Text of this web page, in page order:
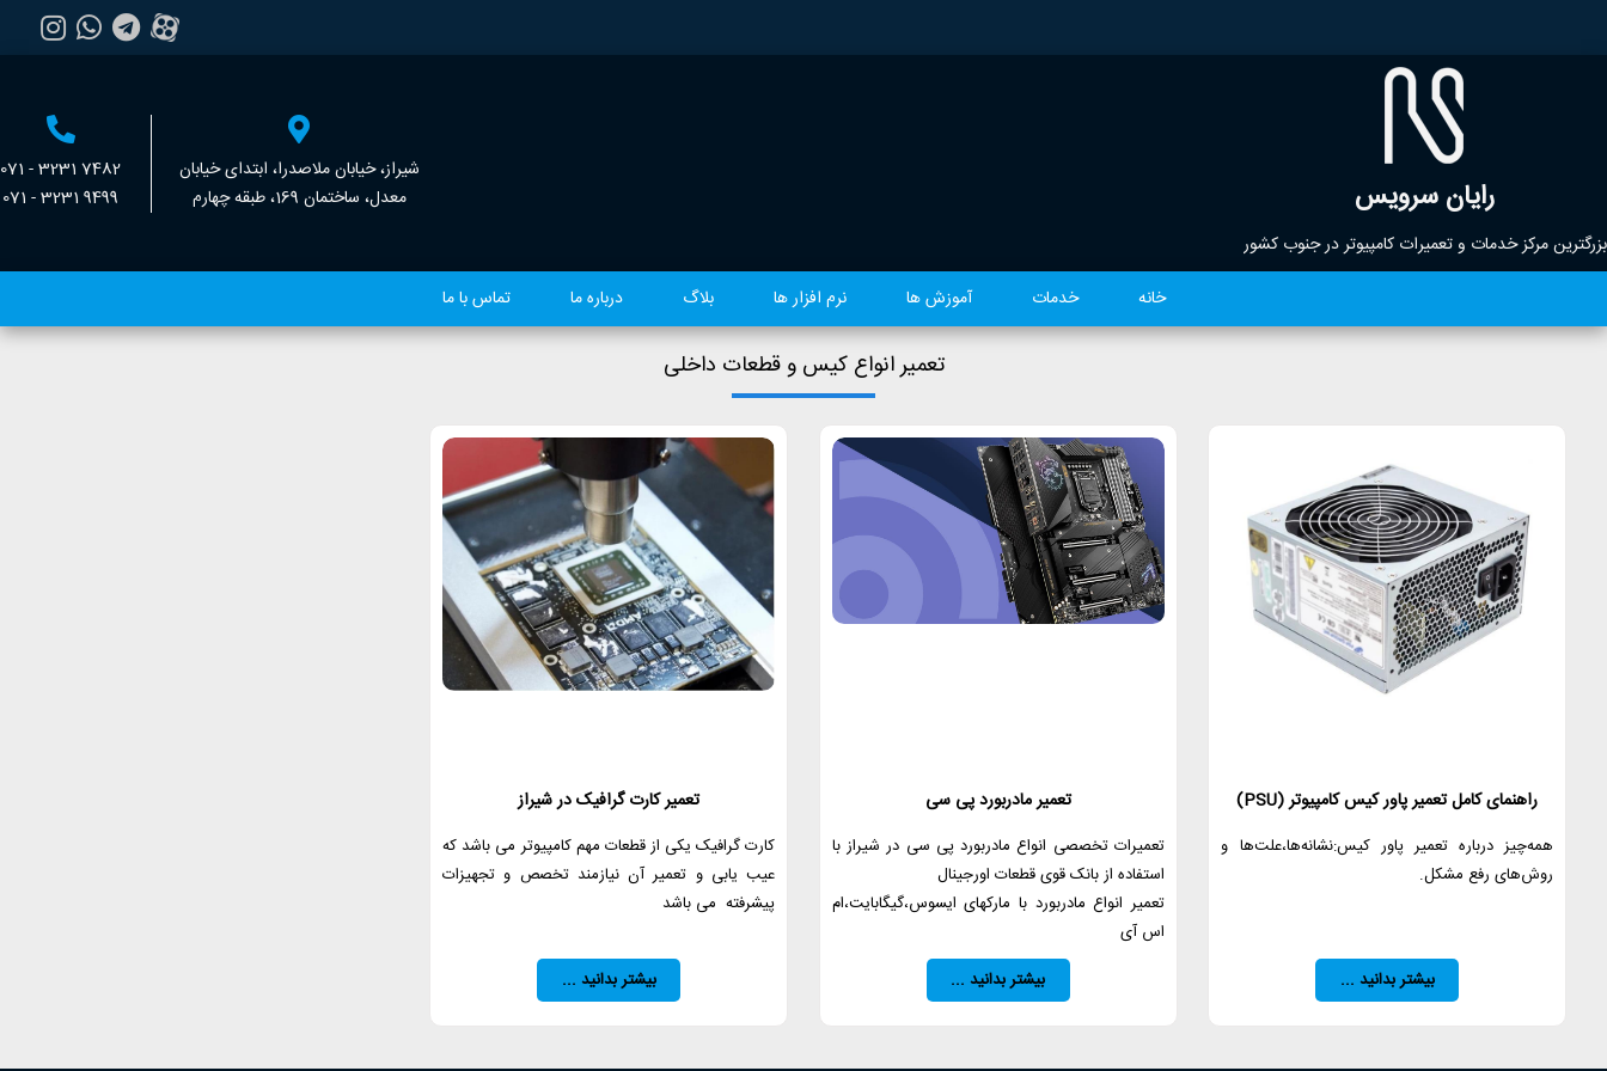
رایان سرویس
بزرگترین مرکز خدمات و تعمیرات کامپیوتر در جنوب کشور
071 - 3231 7482
071 - 3231 9499
شیراز، خیابان ملاصدرا، ابتدای خیابان
معدل، ساختمان 169، طبقه چهارم
خانه خدمات آموزش ها نرم افزار ها بلاگ درباره ما تماس با ما
تعمیر انواع کیس و قطعات داخلی
راهنمای کامل تعمیر پاور کیس کامپیوتر (PSU)
همه‌چیز درباره تعمیر پاور کیس:نشانه‌ها،علت‌ها و
روش‌های رفع مشکل.
بیشتر بدانید ...
تعمیر مادربورد پی سی
تعمیرات تخصصی انواع مادربورد پی سی در شیراز با
استفاده از بانک قوی قطعات اورجینال
تعمیر انواع مادربورد با مارکهای ایسوس،گیگابایت،ام
اس آی
بیشتر بدانید ...
تعمیر کارت گرافیک در شیراز
کارت گرافیک یکی از قطعات مهم کامپیوتر می باشد که
عیب یابی و تعمیر آن نیازمند تخصص و تجهیزات
پیشرفته می باشد
بیشتر بدانید ...